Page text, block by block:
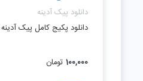
دانلود پیک آدینه
دانلود پکیج کامل پیک
100,000 تومان